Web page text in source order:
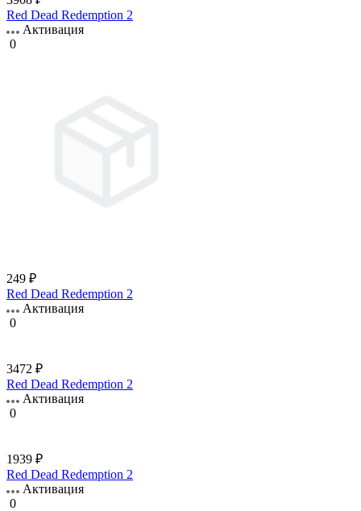
Red Dead Redemption 2
Активация
0
249 ₽
Red Dead Redemption 2
Активация
0
3472 ₽
Red Dead Redemption 2
Активация
0
1939 ₽
Red Dead Redemption 2
Активация
0